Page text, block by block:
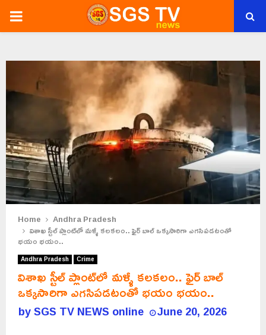
PRIMARY
Home Andhra Pradesh
విశాఖ స్టీల్ ప్లాంట్‌లో మళ్ళీ కలకలం.. ఫైర్ బాల్ ఒక్కసారిగా ఎగసిపడటంతో
భయం భయం..
Andhra Pradesh Crime
విశాఖ స్టీల్ ప్లాంట్‌లో మళ్ళీ కలకలం.. ఫైర్ బాల్
ఒక్కసారిగా ఎగసిపడటంతో భయం భయం..
bySGS TV NEWS online June 20, 2026